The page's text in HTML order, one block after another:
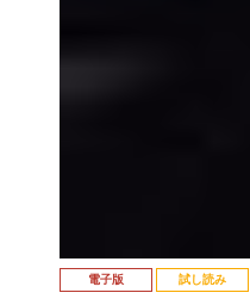
電子版 試し読み